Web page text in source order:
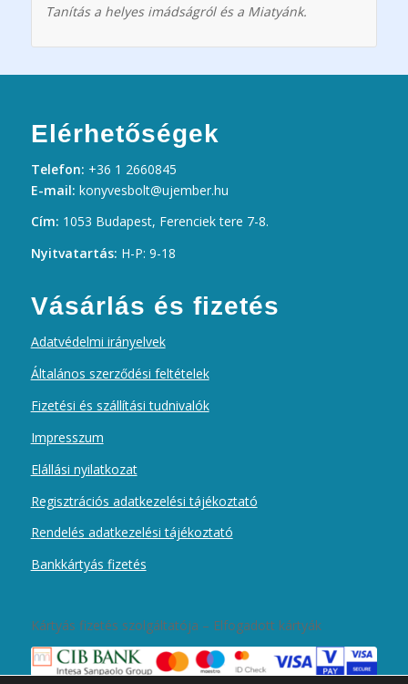
Tanítás a helyes imádságról és a Miatyánk.
Elérhetőségek
Telefon: +36 1 2660845
E-mail: konyvesbolt@ujember.hu
Cím: 1053 Budapest, Ferenciek tere 7-8.
Nyitvatartás: H-P: 9-18
Vásárlás és fizetés
Adatvédelmi irányelvek
Általános szerződési feltételek
Fizetési és szállítási tudnivalók
Impresszum
Elállási nyilatkozat
Regisztrációs adatkezelési tájékoztató
Rendelés adatkezelési tájékoztató
Bankkártyás fizetés
Kártyás fizetés szolgáltatója – Elfogadott kártyák